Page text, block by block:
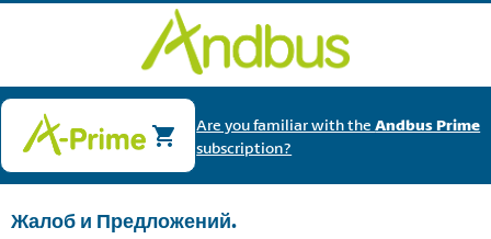
Are you familiar with theAndbus Prime
subscription?
Жалоб и Предложений.